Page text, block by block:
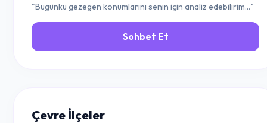
"Bugünkü gezegen konumlarını senin için analiz edebilirim..."
Sohbet Et
Çevre İlçeler